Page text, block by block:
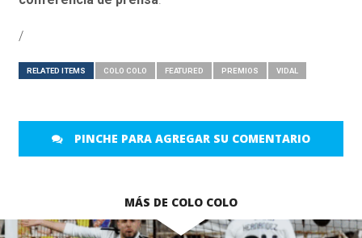
/
RELATED ITEMS COLO COLO FEATURED PREMIOS VIDAL
PINCHE PARA AGREGAR SU COMENTARIO
MÁS DE COLO COLO